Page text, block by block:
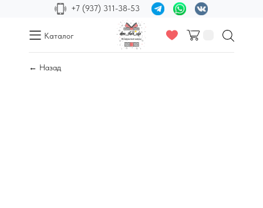
+7 (937) 311-38-53
Каталог
← Назад